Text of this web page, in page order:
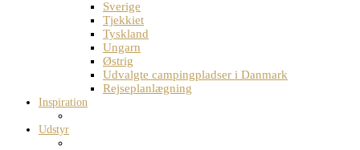
Sverige
Tjekkiet
Tyskland
Ungarn
Østrig
Udvalgte campingpladser i Danmark
Rejseplanlægning
Inspiration
Udstyr